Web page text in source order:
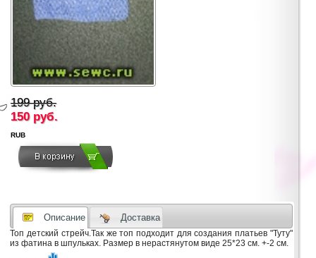
199 руб.
150 руб.
RUB
Описание Доставка
Топ детский стрейч.Так же топ подходит для создания платьев "Туту"
из фатина в шпульках. Размер в нерастянутом виде 25*23 см. +-2 см.